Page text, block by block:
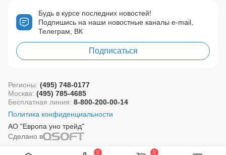
0 0
Будь в курсе последних новостей!
Подпишись на наши новостные каналы e-mail,
Телеграм, ВК
Подписаться
АО "Европа уно трейд"
Регионы: (495) 748-0177
Москва: (495) 785-4685
Бесплатная линия: 8-800-200-00-14
Политика конфиденциальности
Сделано в